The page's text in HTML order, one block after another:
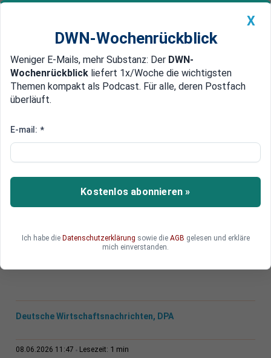
Newsticker MEIN DWN: Geldanlage Premium
Edelmetalle DWN-Magazin China
Sentix-Index steigt erneut:
Die Wirtschaft im Euroraum sendet vorsichtige
Signale der Erholung. Ein viel beachteter
Konjunkturindikator verbessert sich bereits zum
zentrale Volkswirtschaft hinter den Erwartungen
zurück – mit möglichen Folgen für die gesamte
Deutsche Wirtschaftsnachrichten, DPA
08.06.2026 11:47 Lesezeit: 1 min
X
DWN-Wochenrückblick
Weniger E-Mails, mehr Substanz: Der DWN-
Wochenrückblick liefert 1x/Woche die wichtigsten
Themen kompakt als Podcast. Für alle, deren Postfach
überläuft.
E-mail: *
Kostenlos abonnieren »
Ich habe die Datenschutzerklärung sowie die AGB gelesen und erkläre
mich einverstanden.